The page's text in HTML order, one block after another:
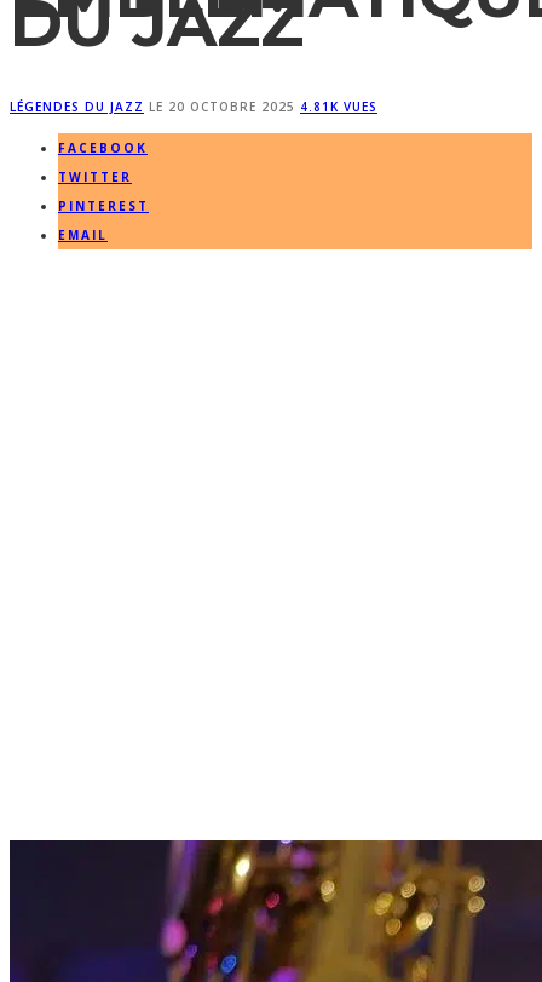
DU JAZZ
LÉGENDES DU JAZZ LE 20 OCTOBRE 2025 4.81K VUES
FACEBOOK
TWITTER
PINTEREST
EMAIL